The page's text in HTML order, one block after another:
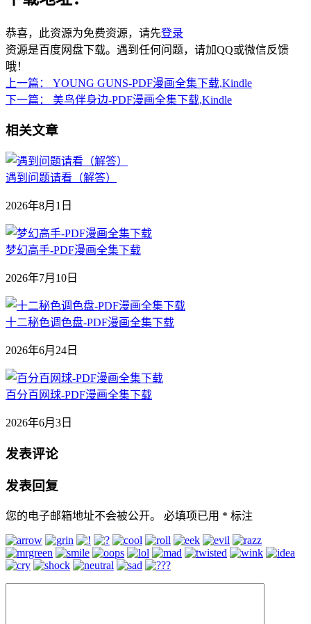
恭喜，此资源为免费资源，请先登录
资源是百度网盘下载。遇到任何问题，请加QQ或微信反馈
哦！
上一篇：
YOUNG GUNS-PDF漫画全集下载,Kindle
下一篇：
美鸟伴身边-PDF漫画全集下载,Kindle
相关文章
遇到问题请看（解答）
2026年8月1日
梦幻高手-PDF漫画全集下载
2026年7月10日
十二秘色调色盘-PDF漫画全集下载
2026年6月24日
百分百网球-PDF漫画全集下载
2026年6月3日
发表评论
发表回复
您的电子邮箱地址不会被公开。 必填项已用 * 标注